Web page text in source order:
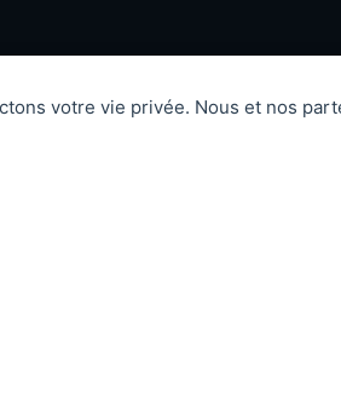
votre vie privée. Nous et nos